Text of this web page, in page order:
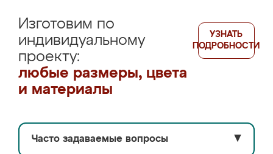
Изготовим по
индивидуальному
проекту:
любые размеры, цвета
и материалы
УЗНАТЬ
ПОДРОБНОСТИ
Часто задаваемые вопросы ▼